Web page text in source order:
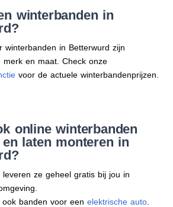
winterbanden in
winterbanden in Betterwurd zijn
merk en maat. Check onze
voor de actuele winterbandenprijzen.
online winterbanden
laten monteren in
ze geheel gratis bij jou in
banden voor een elektrische auto.